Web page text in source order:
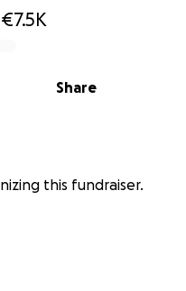
€7.5K
Share
this fundraiser.